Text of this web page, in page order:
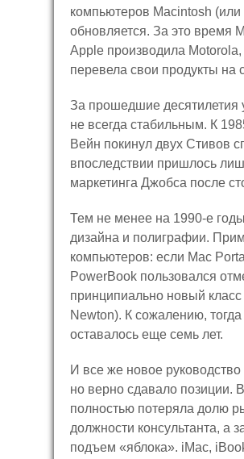
компьютеров Macintosh (или
обновляется. За это время
Apple производила
перевела свои продукты на
За прошедшие десятилетия
не всегда стабильным. К
Вейн покинул двух Стивов
впоследствии пришлось
маркетинга Джобса после
Тем не менее на 1990-е
дизайна и полиграфии.
компьютеров: если Mac
PowerBook пользовался
принципиально новый
Newton). К сожалению,
оставалось еще семь лет.
И все же новое
но верно сдавало позиции.
полностью потеряла долю
должности консультанта, а
подъем «яблока». iMac,